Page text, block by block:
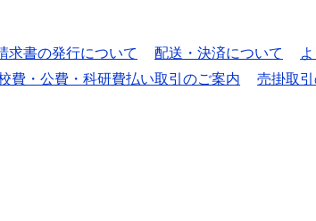
求書の発行について 配送・決済について
費・公費・科研費払い取引のご案内 売掛取